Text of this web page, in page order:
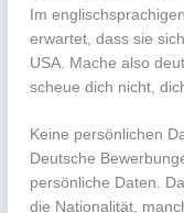
Im
erwartet, dass sie
USA. Mache also
scheue dich nicht,
Keine persönlichen
Deutsche
persönliche Daten.
die Nationalität,